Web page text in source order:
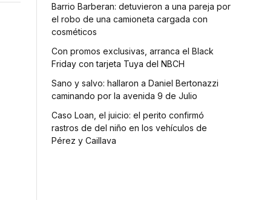
Barrio Barberan: detuvieron a una pareja por
el robo de una camioneta cargada con
cosméticos
Con promos exclusivas, arranca el Black
Friday con tarjeta Tuya del NBCH
Sano y salvo: hallaron a Daniel Bertonazzi
caminando por la avenida 9 de Julio
Caso Loan, el juicio: el perito confirmó
rastros de del niño en los vehículos de
Pérez y Caillava